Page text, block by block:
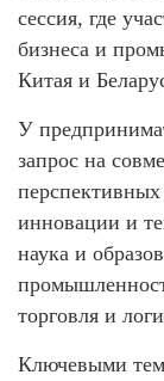
сессия, где
бизнеса и
Китая и
У
запрос на
инновации и
наука и
торговля и
Ключевыми